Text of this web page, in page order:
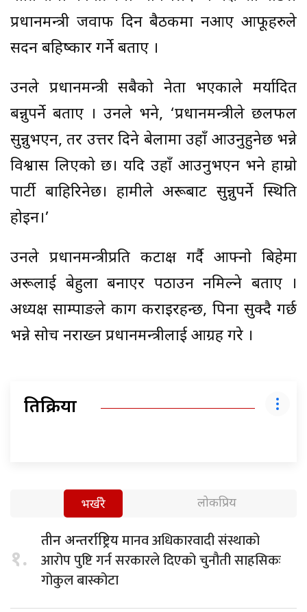
प्रधानमन्त्री जवाफ दिन बैठकमा नआए आफूहरुले
सदन बहिष्कार गर्ने बताए ।
उनले प्रधानमन्त्री सबैको नेता भएकाले मर्यादित
बन्नुपर्ने बताए । उनले भने, ‘प्रधानमन्त्रीले छलफल
सुन्नुभएन, तर उत्तर दिने बेलामा उहाँ आउनुहुनेछ भन्ने
विश्वास लिएको छ। यदि उहाँ आउनुभएन भने हाम्रो
पार्टी बाहिरिनेछ। हामीले अरूबाट सुन्नुपर्ने स्थिति
होइन।’
उनले प्रधानमन्त्रीप्रति कटाक्ष गर्दै आफ्नो बिहेमा
अरूलाई बेहुला बनाएर पठाउन नमिल्ने बताए ।
अध्यक्ष साम्पाङले काग कराइरहन्छ, पिना सुक्दै गर्छ
भन्ने सोच नराख्न प्रधानमन्त्रीलाई आग्रह गरे ।
प्रतिक्रिया
भर्खरै लोकप्रिय
१.
तीन अन्तर्राष्ट्रियमानव अधिकारवादी संस्थाको
आरोप पुष्टि गर्न सरकारले दिएको चुनौती साहसिकः
गोकुल बास्कोटा